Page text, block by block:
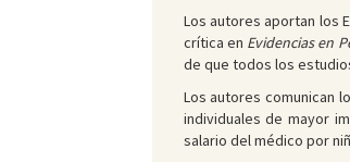
Los autores aportan los
crítica en Evidencias en
de que todos los
Los autores comunican
individuales de mayor
salario del médico por